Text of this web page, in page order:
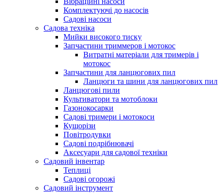
Комплектуючі до насосів
Cадові насоси
Садова техніка
Мийки високого тиску
Запчастини триммеров і мотокос
Витратні матеріали для тримерів і
мотокос
Запчастини для ланцюгових пил
Ланцюги та шини для ланцюгових пил
Ланцюгові пили
Культиватори та мотоблоки
Газонокосарки
Садові тримери і мотокоси
Кущорізи
Повітродувки
Садові подрібнювачі
Аксесуари для садової техніки
Садовий інвентар
Теплиці
Садові огорожі
Садовий інструмент